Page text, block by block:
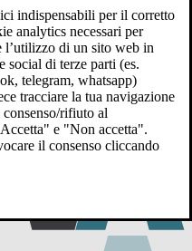
indispensabili per il corretto
analytics necessari per
l’utilizzo di un sito web in
social di terze parti (es.
telegram, whatsapp)
tracciare la tua navigazione
rifiuto al
e "Non accetta".
il consenso cliccando